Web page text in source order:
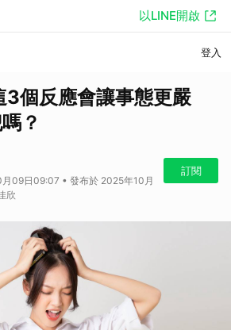
以LINE開啟
登入
3個反應會讓事態更嚴
？
09日09:07 • 發布於 2025年10月
欣
訂閱